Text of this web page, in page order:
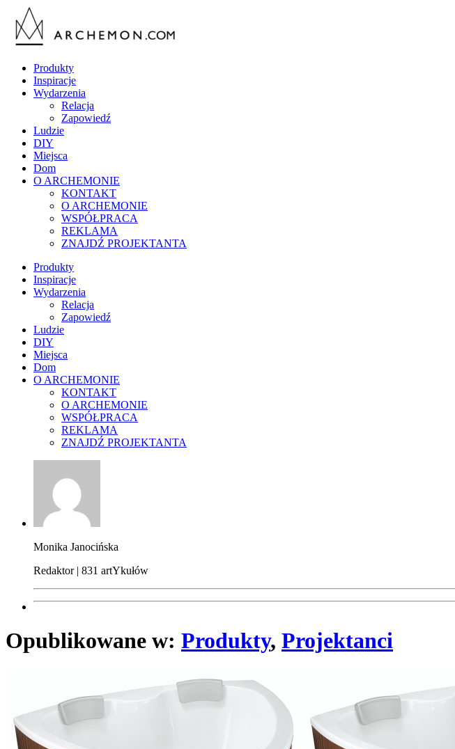
Produkty
Inspiracje
Wydarzenia
Relacja
Zapowiedź
Ludzie
DIY
Miejsca
Dom
O ARCHEMONIE
KONTAKT
O ARCHEMONIE
WSPÓŁPRACA
REKLAMA
ZNAJDŹ PROJEKTANTA
Produkty
Inspiracje
Wydarzenia
Relacja
Zapowiedź
Ludzie
DIY
Miejsca
Dom
O ARCHEMONIE
KONTAKT
O ARCHEMONIE
WSPÓŁPRACA
REKLAMA
ZNAJDŹ PROJEKTANTA
Monika Janocińska
Redaktor | 831 artYkułów
Opublikowane w: Produkty, Projektanci